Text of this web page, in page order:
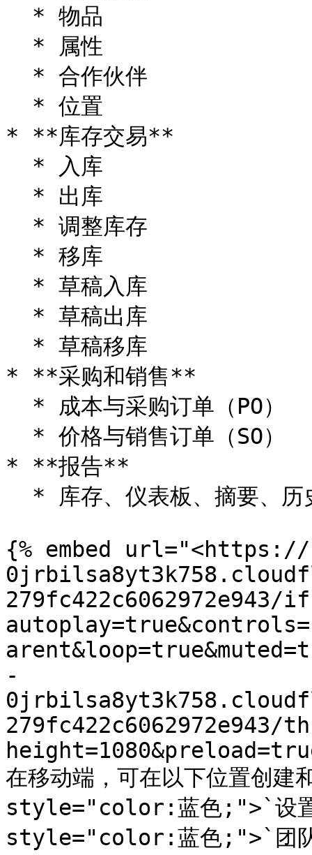
* **库存交易**
* **采购和销售**
* **报告**
{% embed url="<https://
279fc422c6062972e943/
-
在移动端，可在以下位置创建
style="color:蓝色;">`设
style="color:蓝色;">`团